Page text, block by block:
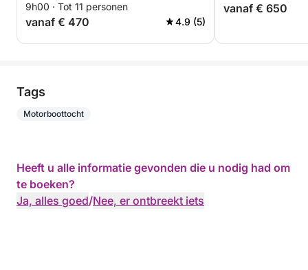
9h00 · Tot 11 personen
vanaf € 470 4.9 (5)
vanaf € 650
Tags
Motorboottocht
Heeft u alle informatie gevonden die u nodig had om
te boeken?
Ja, alles goed/Nee, er ontbreekt iets